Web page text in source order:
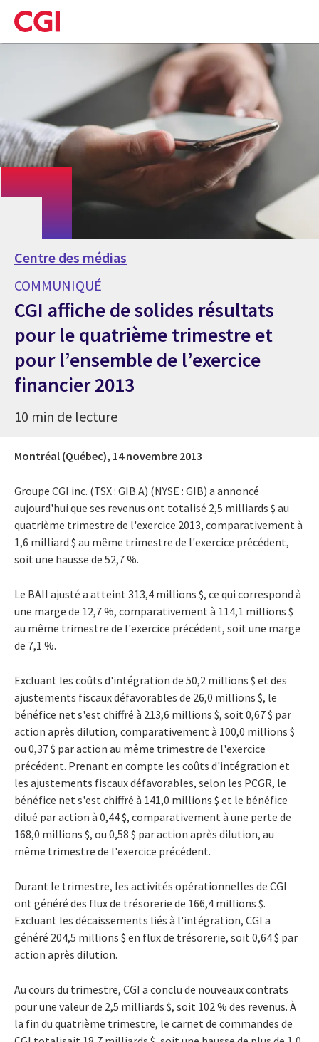
Skip
to
main
Centre des médias
COMMUNIQUÉ
CGI affiche de solides résultats
pour le quatrième trimestre et
pour l’ensemble de l’exercice
financier 2013
10 min de lecture
Montréal (Québec), 14 novembre 2013
Groupe CGI inc. (TSX : GIB.A) (NYSE : GIB) a annoncé
aujourd'hui que ses revenus ont totalisé 2,5 milliards $ au
quatrième trimestre de l'exercice 2013, comparativement à
1,6 milliard $ au même trimestre de l'exercice précédent,
soit une hausse de 52,7 %.
Le BAII ajusté a atteint 313,4 millions $, ce qui correspond à
une marge de 12,7 %, comparativement à 114,1 millions $
au même trimestre de l'exercice précédent, soit une marge
de 7,1 %.
Excluant les coûts d'intégration de 50,2 millions $ et des
ajustements fiscaux défavorables de 26,0 millions $, le
bénéfice net s'est chiffré à 213,6 millions $, soit 0,67 $ par
action après dilution, comparativement à 100,0 millions $
ou 0,37 $ par action au même trimestre de l'exercice
précédent. Prenant en compte les coûts d'intégration et
les ajustements fiscaux défavorables, selon les PCGR, le
bénéfice net s'est chiffré à 141,0 millions $ et le bénéfice
dilué par action à 0,44 $, comparativement à une perte de
168,0 millions $, ou 0,58 $ par action après dilution, au
même trimestre de l'exercice précédent.
Durant le trimestre, les activités opérationnelles de CGI
ont généré des flux de trésorerie de 166,4 millions $.
Excluant les décaissements liés à l'intégration, CGI a
généré 204,5 millions $ en flux de trésorerie, soit 0,64 $ par
action après dilution.
Au cours du trimestre, CGI a conclu de nouveaux contrats
pour une valeur de 2,5 milliards $, soit 102 % des revenus. À
la fin du quatrième trimestre, le carnet de commandes de